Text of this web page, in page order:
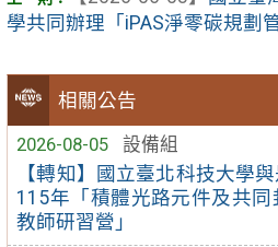
相關公告
2026-08-05
設備組
【轉知】國立臺北科技大學
115年「積體光路元件及共
教師研習營」
學共同辦理「iPAS淨零碳規劃